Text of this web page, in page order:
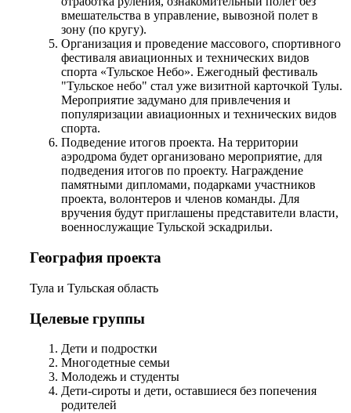
вмешательства в управление, вывозной полет в
зону (по кругу).
Организация и проведение массового, спортивного
фестиваля авиационных и технических видов
спорта «Тульское Небо». Ежегодный фестиваль
"Тульское небо" стал уже визитной карточкой Тулы.
Мероприятие задумано для привлечения и
популяризации авиационных и технических видов
спорта.
Подведение итогов проекта. На территории
аэродрома будет организовано мероприятие, для
подведения итогов по проекту. Награждение
памятными дипломами, подарками участников
проекта, волонтеров и членов команды. Для
вручения будут приглашены представители власти,
военнослужащие Тульской эскадрильи.
География проекта
Тула и Тульская область
Целевые группы
Дети и подростки
Многодетные семьи
Молодежь и студенты
Дети-сироты и дети, оставшиеся без попечения
родителей